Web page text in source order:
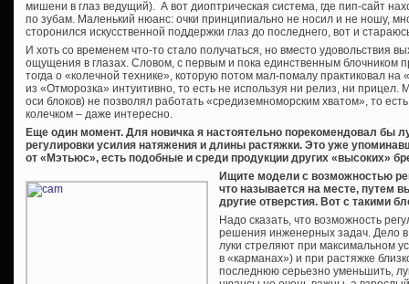
мишени в глаз ведущий). А вот диоптрическая система, где пип-сайт
по зубам. Маленький нюанс: очки принципиально не носил и не ношу,
сторонился искусственной поддержки глаз до последнего, вот и
И хоть со временем что-то стало получаться, но вместо удовольствия
ощущения в глазах. Словом, с первым и пока единственным блочником
тогда о «колечной технике», которую потом мал-помалу практиковал на
из «Отморозка» интуитивно, то есть не используя ни релиз, ни прицел.
оси блоков) не позволял работать «средиземноморским хватом», то
колечком – даже интересно.
Еще один момент. Для новичка я настоятельно порекомендовал бы
регулировки усилия натяжения и длины растяжки. Это уже
от «Мэтьюс», есть подобные и среди продукции других «высоких»
Ищите модели с возможностью
что называется на месте, путем
другие отверстия. Вот с такими
Надо сказать, что возможность
решения инженерных задач. Дело
луки стреляют при максимальном
в «карманах») и при растяжке
последнюю серьезно уменьшить,